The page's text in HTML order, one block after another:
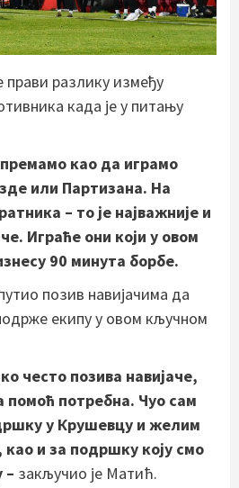
прави разлику између
када је у питању
као да играмо
или Партизана. На
– то је најважније и
Играће они који у овом
90 минута борбе.
позив навијачима да
екипу у овом кључном
често позива навијаче,
помоћ потребна. Чуо сам
у Крушевцу и желим
и за подршку коју смо
– закључио је Матић.